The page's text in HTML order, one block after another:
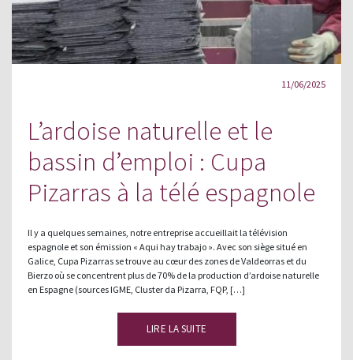
11/06/2025
L’ardoise naturelle et le
bassin d’emploi : Cupa
Pizarras à la télé espagnole
Il y a quelques semaines, notre entreprise accueillait la télévision
espagnole et son émission « Aqui hay trabajo ». Avec son siège situé en
Galice, Cupa Pizarras se trouve au cœur des zones de Valdeorras et du
Bierzo où se concentrent plus de 70% de la production d’ardoise naturelle
en Espagne (sources IGME, Cluster da Pizarra, FQP, […]
LIRE LA SUITE